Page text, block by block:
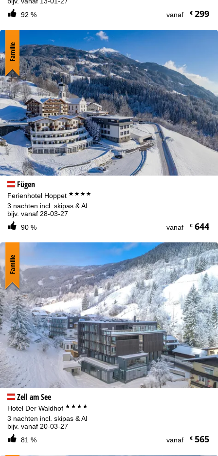
92 %
vanaf €299
Fügen
Ferienhotel Hoppet ****
3 nachten incl. skipas & AI
bijv. vanaf 28-03-27
90 %
vanaf €644
Familie
Zell am See
Hotel Der Waldhof ****
3 nachten incl. skipas & AI
bijv. vanaf 20-03-27
81 %
vanaf €565
Familie